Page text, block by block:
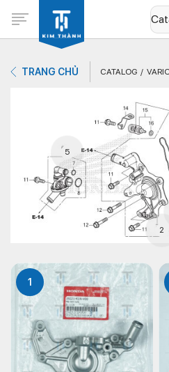
Không có sản phẩm
TRANG CHỦ CATALOG
2
5
1